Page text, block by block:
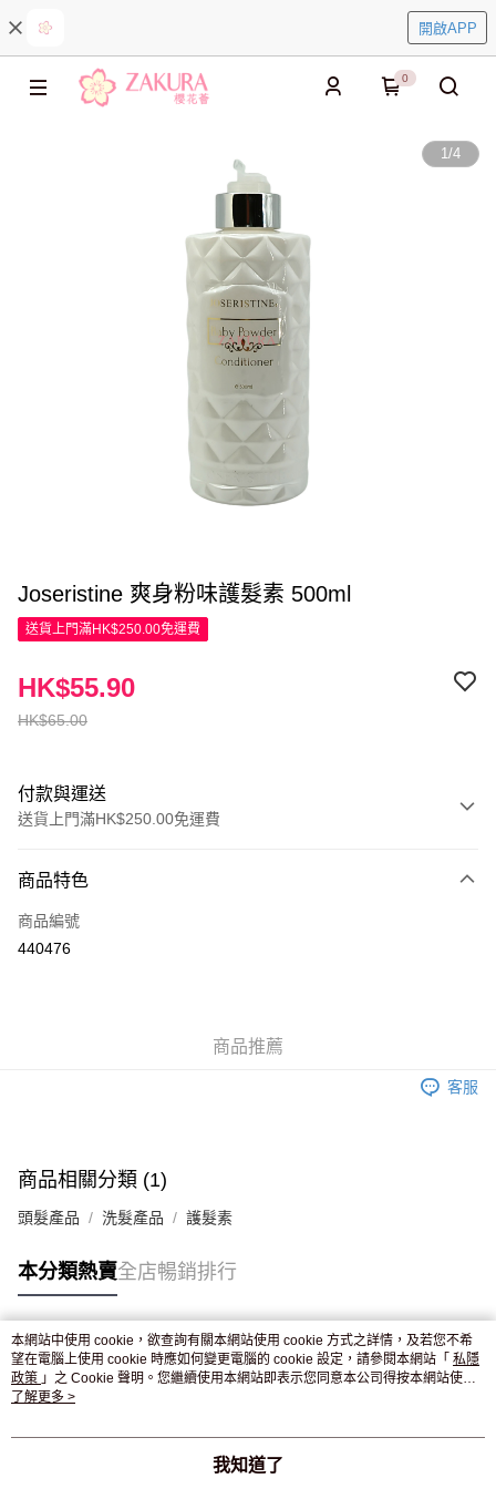
開啟APP
0
1/4
Joseristine 爽身粉味護髮素 500ml
送貨上門滿HK$250.00免運費
HK$65.00
HK$55.90
付款與運送
送貨上門滿HK$250.00免運費
信用卡
Apple Pay
付款後門市自取，訂單確認後2-4個工作天到店，7天內取。逾期後
商品特色
商品編號
440476
商品推薦
客服
商品相關分類 (1)
頭髮產品 洗髮產品 護髮素
本分類熱賣全店暢銷排行
熱門標籤
熱銷排行
本網站中使用 cookie，欲查詢有關本網站使用 cookie 方式之詳情，及若您不希
望在電腦上使用 cookie 時應如何變更電腦的 cookie 設定，請參閱本網站「 私隱
政策 」之 Cookie 聲明。您繼續使用本網站即表示您同意本公司得按本網站使用
條款之 Cookie 聲明使用 cookie。
了解更多 >
我知道了